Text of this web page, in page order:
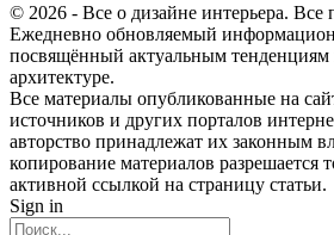
© 2026 - Все о дизайне интерьера.
Ежедневно обновляемый
посвящённый актуальным тенденциям
архитектуре.
Все материалы опубликованные на
источников и других порталов
авторство принадлежат их законным
копирование материалов разрешается
активной ссылкой на страницу статьи.
Sign in